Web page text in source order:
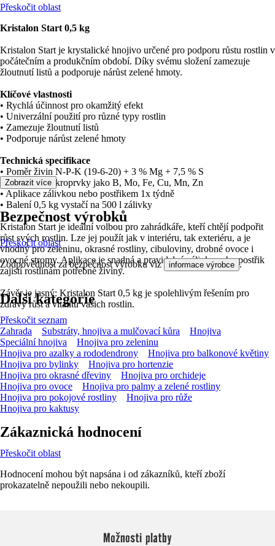
Přeskočit oblast
Kristalon Start 0,5 kg
Kristalon Start je krystalické hnojivo určené pro podporu růstu rostlin v
počátečním a produkčním období. Díky svému složení zamezuje
žloutnutí listů a podporuje nárůst zelené hmoty.
Klíčové vlastnosti
• Rychlá účinnost pro okamžitý efekt
• Univerzální použití pro různé typy rostlin
• Zamezuje žloutnutí listů
• Podporuje nárůst zelené hmoty
Technická specifikace
• Poměr živin N-P-K (19-6-20) + 3 % Mg + 7,5 % S
• Obsahuje mikroprvky jako B, Mo, Fe, Cu, Mn, Zn
• Aplikace zálivkou nebo postřikem 1x týdně
• Balení 0,5 kg vystačí na 500 l zálivky
Kristalon Start je ideální volbou pro zahrádkáře, kteří chtějí podpořit
růst svých rostlin. Lze jej použít jak v interiéru, tak exteriéru, a je
vhodný pro zeleninu, okrasné rostliny, cibuloviny, drobné ovoce i
ovocné stromy. Aplikace je snadná a pravidelná zálivka nebo postřik
zajistí rostlinám potřebné živiny.
Závěr je jasný: Kristalon Start 0,5 kg je spolehlivým řešením pro
zdravý růst a vitalitu vašich rostlin.
Zobrazit více
Bezpečnost výrobků
Přeskočit oblast
Zodpovědnost za bezpečnost výrobku viz informace výrobce .
Další kategorie
Přeskočit seznam
Zahrada
Substráty, hnojiva a mulčovací kůra
Hnojiva
Speciální hnojiva
Hnojiva pro zeleninu
Hnojiva pro azalky a rododendrony
Hnojiva pro balkonové květiny
Hnojiva pro bylinky
Hnojiva pro hortenzie
Hnojiva pro okrasné dřeviny
Hnojiva pro orchideje
Hnojiva pro ovoce
Hnojiva pro palmy a zelené rostliny
Hnojiva pro pokojové rostliny
Hnojiva pro růže
Hnojiva pro kaktusy
Zákaznická hodnocení
Přeskočit oblast
Hodnocení mohou být napsána i od zákazníků, kteří zboží
prokazatelně nepoužili nebo nekoupili.
Možnosti platby